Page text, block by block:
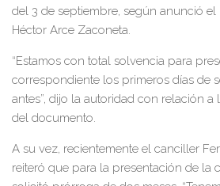
del 3 de septiembre, según anunció el
Héctor Arce Zaconeta.
“Estamos con total solvencia para
correspondiente los primeros días de
antes”, dijo la autoridad con relación a
del documento.
A su vez, recientemente el canciller
reiteró que para la presentación de la